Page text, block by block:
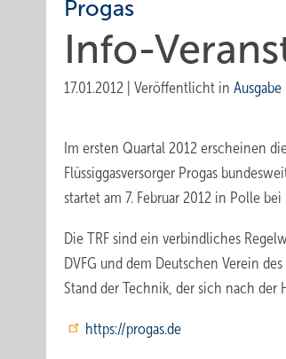
Progas
Info-
17.01.2012 Veröffentlicht in
Im ersten Quartal 2012 erscheinen
Flüssiggasversorger Progas
startet am 7. Februar 2012 in Polle
Die TRF sind ein verbindliches
DVFG und dem Deutschen Verein
Stand der Technik, der sich nach
https://progas.de